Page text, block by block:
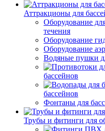
Аттракционы для
Оборудование
течения
Оборудование
Оборудование
Водяные пушки
бассейнов
бассейнов
Фонтаны для
Трубы и фитинги для